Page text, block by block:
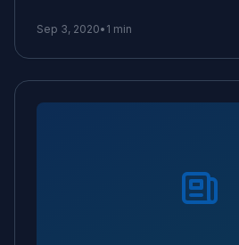
Sep 3, 2020• 1 min